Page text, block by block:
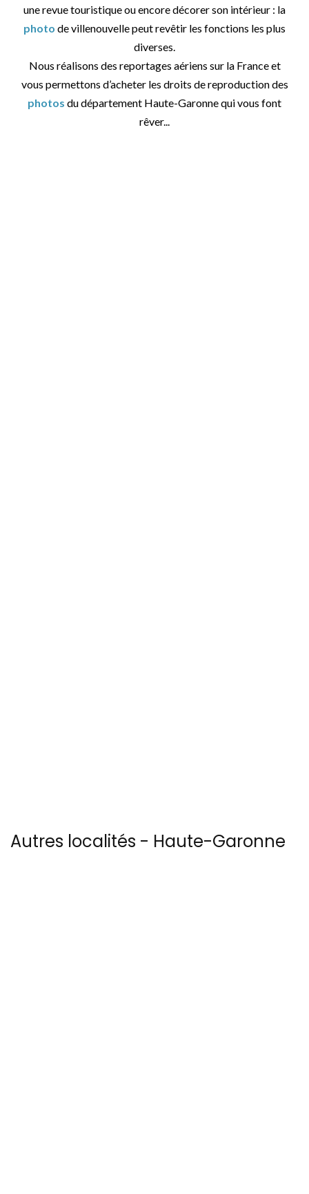
une revue touristique ou encore décorer son intérieur : la
photo de villenouvelle peut revêtir les fonctions les plus
diverses.
Nous réalisons des reportages aériens sur la France et
vous permettons d’acheter les droits de reproduction des
photos du département Haute-Garonne qui vous font
rêver...
Autres localités - Haute-Garonne